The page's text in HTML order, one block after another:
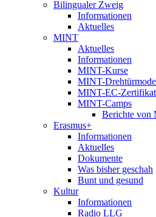
Bilingualer Zweig
Informationen
Aktuelles
MINT
Aktuelles
Informationen
MINT-Kurse
MINT-
MINT-EC-Zertifikat
MINT-Camps
Berichte von
Erasmus+
Informationen
Aktuelles
Dokumente
Was bisher geschah
Bunt und gesund
Kultur
Informationen
Radio LLG